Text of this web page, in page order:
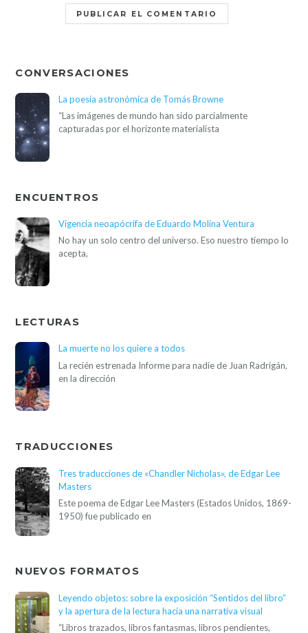
CONVERSACIONES
La poesía astronómica de Tomás Browne
“Las imágenes de mundo han sido parcialmente
capturadas por el horizonte materialista
ENCUENTROS
Vigencia neoapócrifa de Eduardo Molina Ventura
No hay un solo centro del universo. Eso nuestro tiempo lo
acepta,
LECTURAS
La muerte no los quiere a todos
La recién estrenada Informe para nadie de Juan Radrigán,
en la dirección
TRADUCCIONES
Tres traducciones de «Chandler Nicholas», de Edgar Lee
Masters
Este poema de Edgar Lee Masters (Estados Unidos, 1869-
1950) fue publicado en
NUEVOS FORMATOS
Leyendo objetos: sobre la exposición “Sentidos del libro”
y la apertura de la lectura hacia una narrativa visual
“Libros trazados, libros fantasmas, libros pendientes,